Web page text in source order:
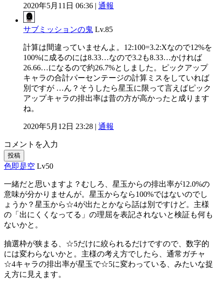
2020年5月11日 06:36 | 通報
サブミッションの鬼 Lv.85
計算は間違っていませんよ。12:100=3.2:Xなので12%を
100%に成るのには8.33…なので3.2も8.33…かければ
26.66…になるので約26.7%としました。ピックアップ
キャラの合計パーセンテージの計算ミスをしていれば
別ですが …ん？そうしたら星玉に限って言えばピック
アップキャラの排出率は昔の方が高かったと成ります
ね。
2020年5月12日 23:28 | 通報
コメントを入力
投稿
色即是空 Lv50
一緒だと思いますよ？むしろ、星玉からの排出率が12.0%の
意味が分かりませんが。星玉からなら100%ではないのでし
ょうか？星玉から☆4が出たとかなら話は別ですけど。主様
の「出にくくなってる」の理屈を表記されないと検証も何も
ないかと。
抽選枠が狭まる、☆5だけに絞られるだけですので、数字的
には変わらないかと。主様の考え方でしたら、通常ガチャ
☆4キャラの排出率が星玉で☆5に変わっている、みたいな捉
え方に見えます。